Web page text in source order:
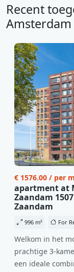
Recent
Amsterdam
€ 1576.00 / per
apartment at
Zaandam 1507
Zaandam
996 m² For
Welkom in het
prachtige 3-
een ideale